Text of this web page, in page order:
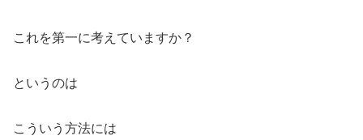
これを第一に考えていますか？
というのは
こういう方法には